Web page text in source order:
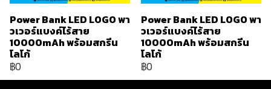
Power Bank LED LOGO พา
วเวอร์แบงค์ไร้สาย
10000mAh พร้อมสกรีน
โลโก้
฿0
Power Bank LED LOGO พา
วเวอร์แบงค์ไร้สาย
10000mAh พร้อมสกรีน
โลโก้
฿0